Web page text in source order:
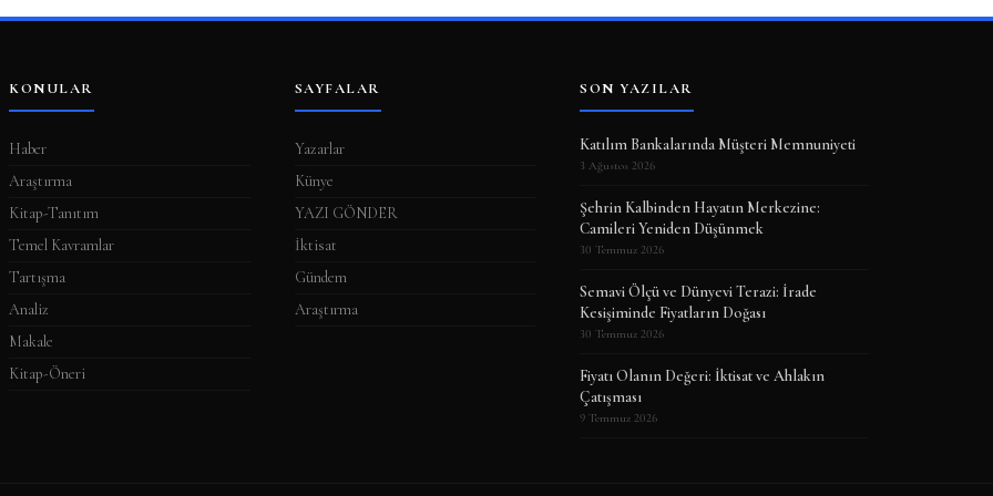
KONULAR
Haber
Araştırma
Kitap-Tanıtım
Temel Kavramlar
Tartışma
Analiz
Makale
Kitap-Öneri
SAYFALAR
Yazarlar
Künye
YAZI GÖNDER
İktisat
Gündem
Araştırma
SON YAZILAR
Katılım Bankalarında Müşteri Memnuniyeti
3 Ağustos 2026
Şehrin Kalbinden Hayatın Merkezine:
Camileri Yeniden Düşünmek
30 Temmuz 2026
Semavi Ölçü ve Dünyevi Terazi: İrade
Kesişiminde Fiyatların Doğası
30 Temmuz 2026
Fiyatı Olanın Değeri: İktisat ve Ahlakın
Çatışması
9 Temmuz 2026